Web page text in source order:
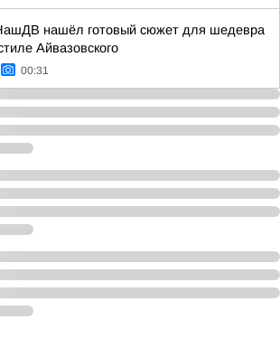
нашёл готовый сюжет для шедевра
Айвазовского
00:31